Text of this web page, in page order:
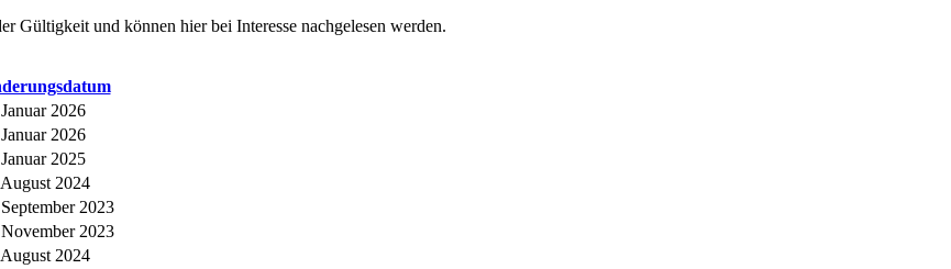
Gültigkeit und können hier bei Interesse nachgelesen werden.
2026
2026
2025
2024
2023
2023
2024